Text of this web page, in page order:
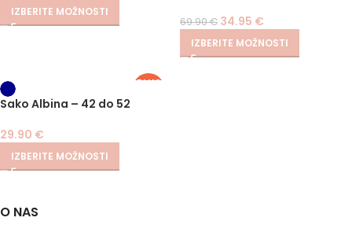
IZBERITE MOŽNOSTI
69.90€ 34.95 €
IZBERITE MOŽNOSTI
PLUS
Sako Albina – 42 do 52
29.90 €
IZBERITE MOŽNOSTI
O NAS